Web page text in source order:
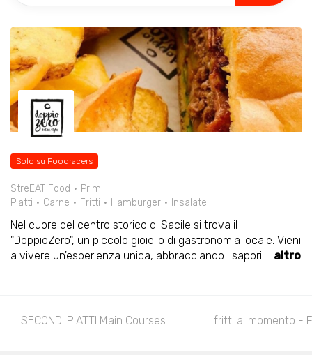
Solo su Foodracers
StreEAT Food
Primi
Piatti
Carne Fritti Hamburger Insalate
Nel cuore del centro storico di Sacile si trova il
"DoppioZero", un piccolo gioiello di gastronomia locale. Vieni
a vivere un'esperienza unica, abbracciando i sapori ... altro
SECONDI PIATTI Main Courses I fritti al momento -